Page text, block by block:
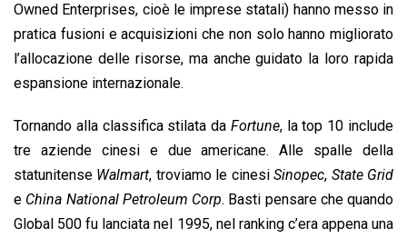
Owned Enterprises, cioè le imprese statali) hanno messo in
pratica fusioni e acquisizioni che non solo hanno migliorato
l’allocazione delle risorse, ma anche guidato la loro rapida
espansione internazionale.
Tornando alla classifica stilata da Fortune, la top 10 include
tre aziende cinesi e due americane. Alle spalle della
statunitense Walmart, troviamo le cinesiSinopec, State Grid
e China National Petroleum Corp. Basti pensare che quando
Global 500 fu lanciata nel 1995, nel ranking c’era appena una